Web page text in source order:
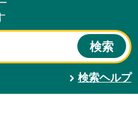
検索ヘルプ